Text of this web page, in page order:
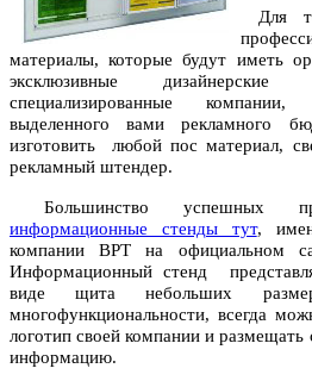
Для
материалы, которые будут иметь
эксклюзивные
специализированные
выделенного вами рекламного
изготовить любой пос материал,
рекламный штендер.
Большинство успешных
информационные стенды тут,
компании ВРТ на официальном
Информационный стенд
виде щита небольших
многофункциональности, всегда
логотип своей компании и
информацию.